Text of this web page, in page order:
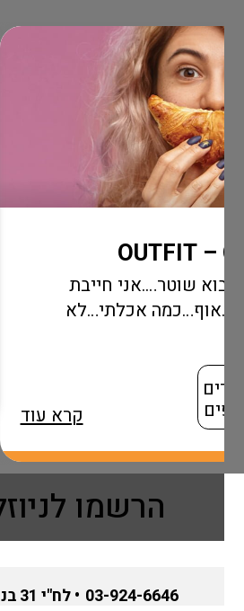
חייבת
הרשמו
03-924-6646 • לח"י 31 בני ברק ,קומה 3